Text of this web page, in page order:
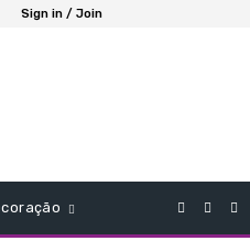
Sign in / Join